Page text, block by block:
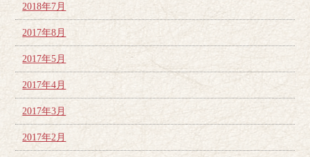
2018年7月
2017年8月
2017年5月
2017年4月
2017年3月
2017年2月